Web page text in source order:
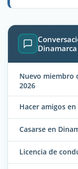
Dinamarca
Nuevo miembro
2026
Hacer amigos
Casarse en
Licencia de